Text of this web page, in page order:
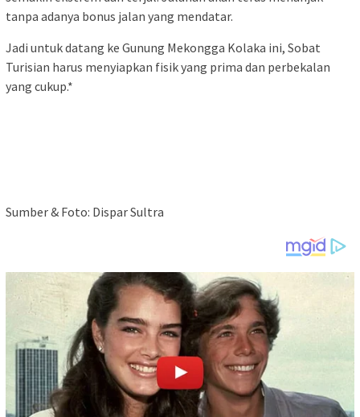
tanpa adanya bonus jalan yang mendatar.
Jadi untuk datang ke Gunung Mekongga Kolaka ini, Sobat
Turisian harus menyiapkan fisik yang prima dan perbekalan
yang cukup.*
Sumber & Foto: Dispar Sultra